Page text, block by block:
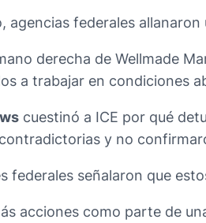
agencias federales
derecha de Wellmade
a trabajar en condiciones
cuestinó a ICE por qué
y no
federales señalaron que
acciones como parte de